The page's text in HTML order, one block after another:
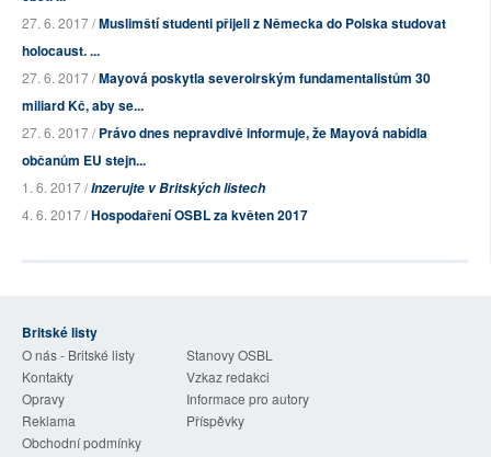
27. 6. 2017 /Muslimští studenti přijeli z Německa do Polska studovat
holocaust. ...
27. 6. 2017 /Mayová poskytla severoirským fundamentalistům 30
miliard Kč, aby se...
27. 6. 2017 /Právo dnes nepravdivě informuje, že Mayová nabídla
občanům EU stejn...
1. 6. 2017 /Inzerujte v Britských listech
4. 6. 2017 /Hospodaření OSBL za květen 2017
Britské listy
O nás - Britské listy
Stanovy OSBL
Kontakty
Vzkaz redakci
Opravy
Informace pro autory
Reklama
Příspěvky
Obchodní podmínky